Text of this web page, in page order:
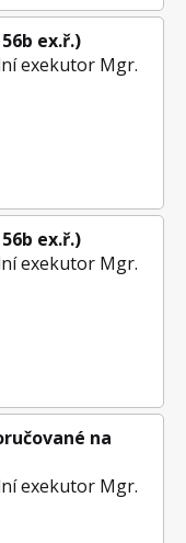
ex.ř.)
exekutor Mgr.
ex.ř.)
exekutor Mgr.
na
exekutor Mgr.